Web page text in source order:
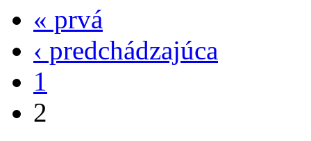
« prvá
‹ predchádzajúca
1
2